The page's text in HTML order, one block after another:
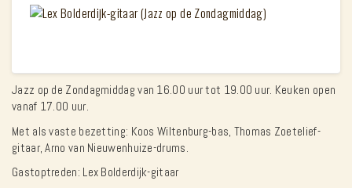
Jazz op de Zondagmiddag van 16.00 uur tot 19.00 uur. Keuken open
vanaf 17.00 uur.
Met als vaste bezetting: Koos Wiltenburg-bas, Thomas Zoetelief-
gitaar, Arno van Nieuwenhuize-drums.
Gastoptreden: Lex Bolderdijk-gitaar